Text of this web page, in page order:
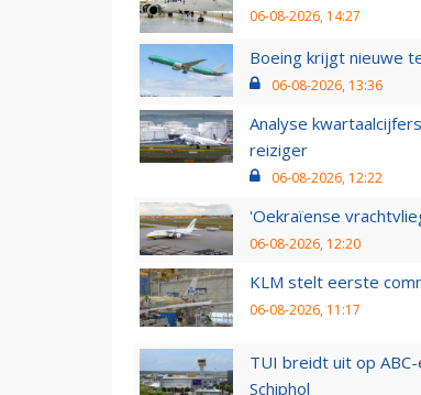
06-08-2026, 14:27
Boeing krijgt nieuwe
06-08-2026, 13:36
Analyse
reiziger
06-08-2026, 12:22
'Oekraïense
06-08-2026, 12:20
KLM stelt eerste
06-08-2026, 11:17
TUI breidt uit op
Schiphol